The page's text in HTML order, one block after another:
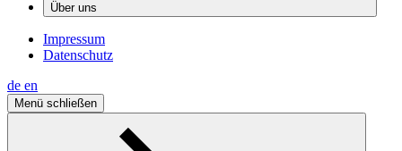
Über uns
Impressum
Datenschutz
de en
Menü schließen